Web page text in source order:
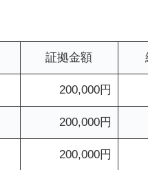
証拠金額
200,000円
200,000円
200,000円